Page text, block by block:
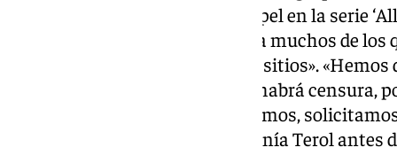
Óscar Terol, conocido por su papel en la serie
habían ido al carnaval porque «a muchos de
censurado mucho y en muchos sitios».
Cádiz, que allí seguramente no habrá censura,
censura, apaga y vámonos. Pedimos,
político, el asilo analítico», exponía Terol antes